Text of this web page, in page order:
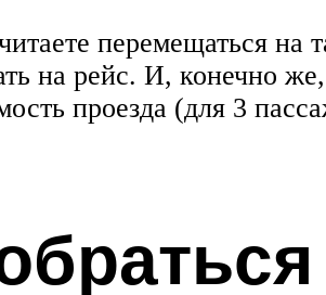
перемещаться на
на рейс. И, конечно
проезда (для 3